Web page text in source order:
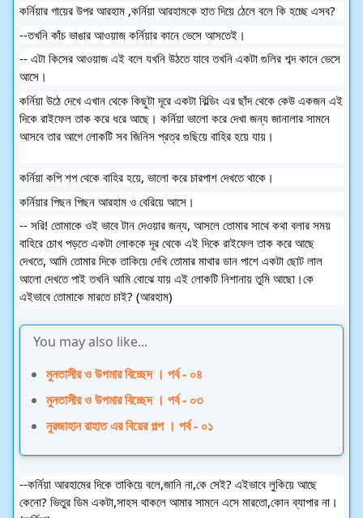
কর্নিয়ার গায়ের উপর আরহাম ,কর্নিয়া আরহামকে হাত দিয়ে ঠেলে বলে কি হচ্ছে এসব?
--তখনি কাঁচ ভাঙার আওয়াজ কর্নিয়ার কানে ভেসে আসতেই।
-- এটা কিসের আওয়াজ এই বলে যখনি উঠতে যাবে তখনি একটা গুলির শব্দ কানে ভেসে
আসে।
কর্নিয়া উঠে দেখে এখান থেকে কিছুটা দূরে একটা বিল্ডিং এর ছাঁদ থেকে কেউ একজন এই
দিকে রাইফেল তাক করে ধরে আছে। কর্নিয়া ভালো করে দেখা জন্য জানালার সামনে
আসবে তার আগে লোকটি সব জিনিস প্রত্র গুছিয়ে বাহির হয়ে যায়।
কর্নিয়া কপি শপ থেকে বাহির হয়ে, ভালো করে চারপাশ দেখতে থাকে।
কর্নিয়ার পিছন পিছন আরহাম ও বেরিয়ে আসে।
-- সরি! তোমাকে ওই ভাবে টান দেওয়ার জন্য, আসলে তোমার সাথে কথা বলার সময়
বাহিরে চোখ পড়তে একটা লোককে দূর থেকে এই দিকে রাইফেল তাক করে আছে
দেখতে, আমি তোমার দিকে তাকিয়ে দেখি তোমার মাথার ডান পাশে একটা ছোট লাল
আলো দেখতে পাই তখনি আমি বোঝে যায় এই লোকটি নিশানায় তুমি আছো।কে
এইভাবে তোমাকে মারতে চাই? (আরহাম)
You may also like...
মুনতাসীর ও উপমার বিচ্ছেদ । পর্ব - ০৪
মুনতাসীর ও উপমার বিচ্ছেদ । পর্ব - ০৩
নুরজাহান রাহাত এর বিয়ের গল্প । পর্ব - ০১
--কর্নিয়া আরহামের দিকে তাকিয়ে বলে,জানি না,কে সেই? এইভাবে লুকিয়ে আছে
কেনো? ভিতুর ডিম একটা,সাহস থাকলে আমার সামনে এসে মারতো,কোন ব্যাপার না।